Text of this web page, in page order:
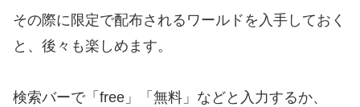
その際に限定で配布されるワールドを入手しておく
と、後々も楽しめます。
検索バーで「free」「無料」などと入力するか、